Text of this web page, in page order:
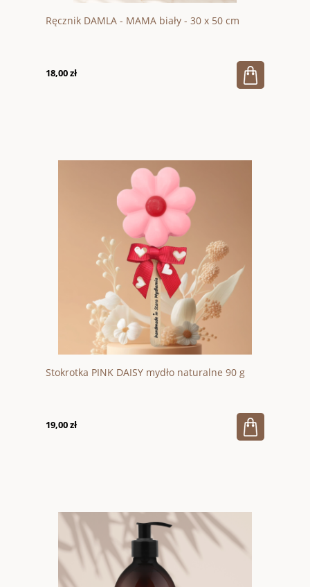
Ręcznik DAMLA - MAMA biały - 30 x 50 cm
18,00 zł
Stokrotka PINK DAISY mydło naturalne 90 g
19,00 zł